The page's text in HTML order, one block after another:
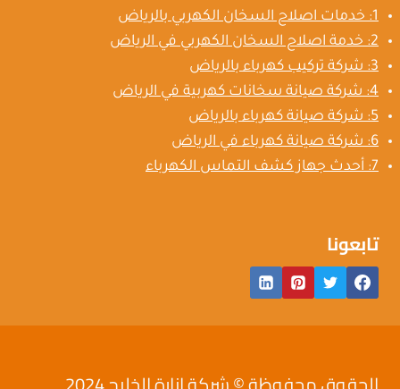
1: خدمات اصلاح السخان الكهربي بالرياض
2: خدمة اصلاح السخان الكهربي في الرياض
3: شركة تركيب كهرباء بالرياض
4: شركة صيانة سخانات كهربية في الرياض
5: شركة صيانة كهرباء بالرياض
6: شركة صيانة كهرباء في الرياض
7: أحدث جهاز كشف التماس الكهرباء
تابعونا